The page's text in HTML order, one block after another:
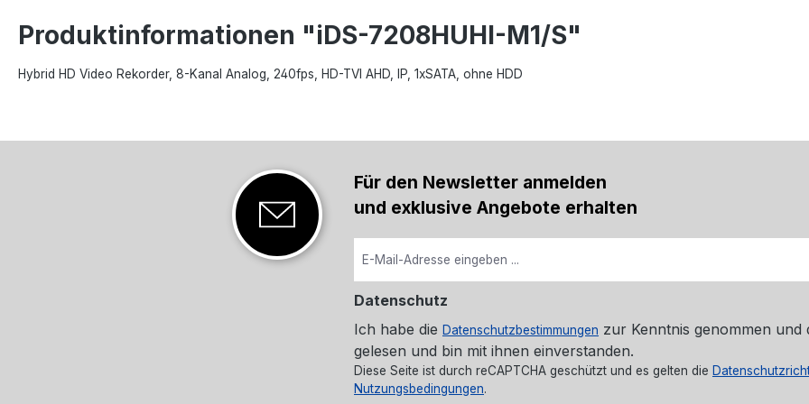
Produktinformationen "iDS-7208HUHI-M1/S"
Hybrid HD Video Rekorder, 8-Kanal Analog, 240fps, HD-TVI AHD, IP, 1xSATA, ohne HDD
Für den Newsletter anmelden
und exklusive Angebote erhalten
Datenschutz
Ich habe die Datenschutzbestimmungen zur Kenntnis genommen und
gelesen und bin mit ihnen einverstanden.
Diese Seite ist durch reCAPTCHA geschützt und es gelten die
Nutzungsbedingungen.